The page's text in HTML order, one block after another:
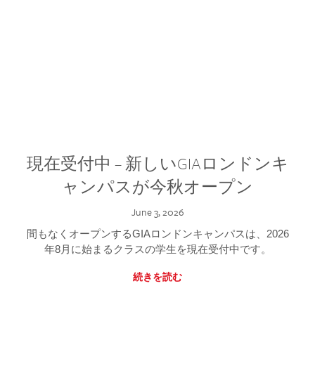
現在受付中 – 新しいGIAロンドンキ
ャンパスが今秋オープン
June 3, 2026
間もなくオープンするGIAロンドンキャンパスは、2026
年8月に始まるクラスの学生を現在受付中です。
続きを読む